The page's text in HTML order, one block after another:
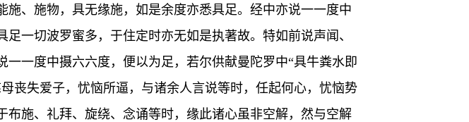
、施物，具无缘施，如是余度亦悉具足。经中亦说一一度中
一切波罗蜜多，于住定时亦无如是执著故。特如前说声闻、
一度中摄六六度，便以为足，若尔供献曼陀罗中“具牛粪水即
丧失爱子，忧恼所逼，与诸余人言说等时，任起何心，忧恼势
施、礼拜、旋绕、念诵等时，缘此诸心虽非空解，然与空解